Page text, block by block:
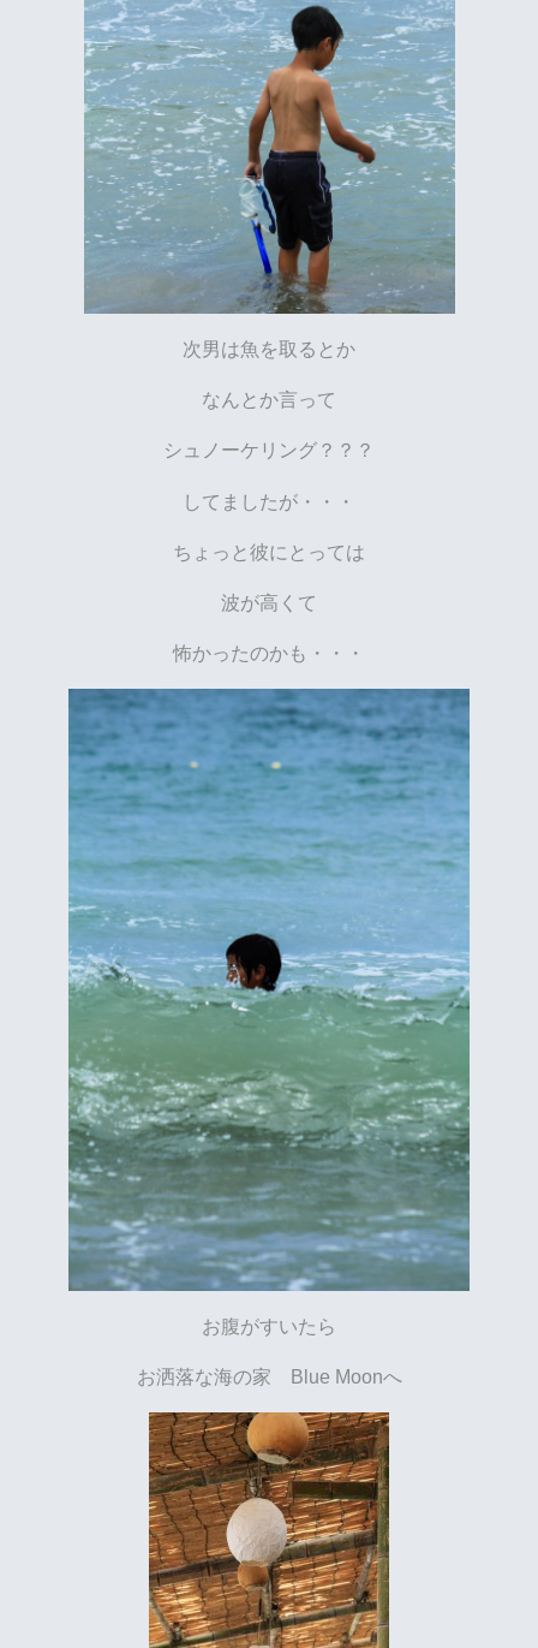
次男は魚を取るとか
なんとか言って
シュノーケリング？？？
してましたが・・・
ちょっと彼にとっては
波が高くて
怖かったのかも・・・
お腹がすいたら
お洒落な海の家 Blue Moonへ